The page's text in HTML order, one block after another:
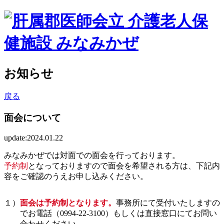
お知らせ
戻る
面会について
update:2024.01.22
みなみかぜでは対面での面会を行っております。
予約制 となっておりますので面会を希望される方は、下記内
容をご確認のうえお申し込みください。
１） 面会は予約制となります。 事務所にて受付いたしますの
でお電話（0994-22-3100）もしくは直接窓口にてお問い